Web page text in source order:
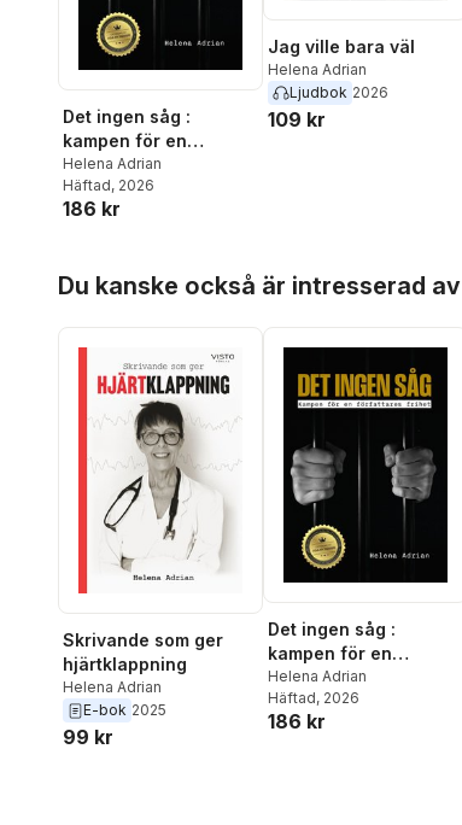
Det ingen såg :
kampen för en
författares frihet
Helena Adrian
Häftad, 2026
186 kr
Jag ville bara väl
Helena Adrian
Ljudbok 2026
109 kr
Du kanske också är intresserad av
Skrivande som ger
hjärtklappning
Helena Adrian
E-bok 2025
99 kr
Det ingen såg :
kampen för en
författares frihet
Helena Adrian
Häftad, 2026
186 kr